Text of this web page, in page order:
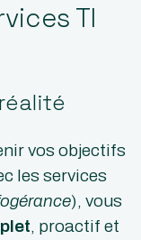
TI
vos objectifs
les services
), vous
, proactif et